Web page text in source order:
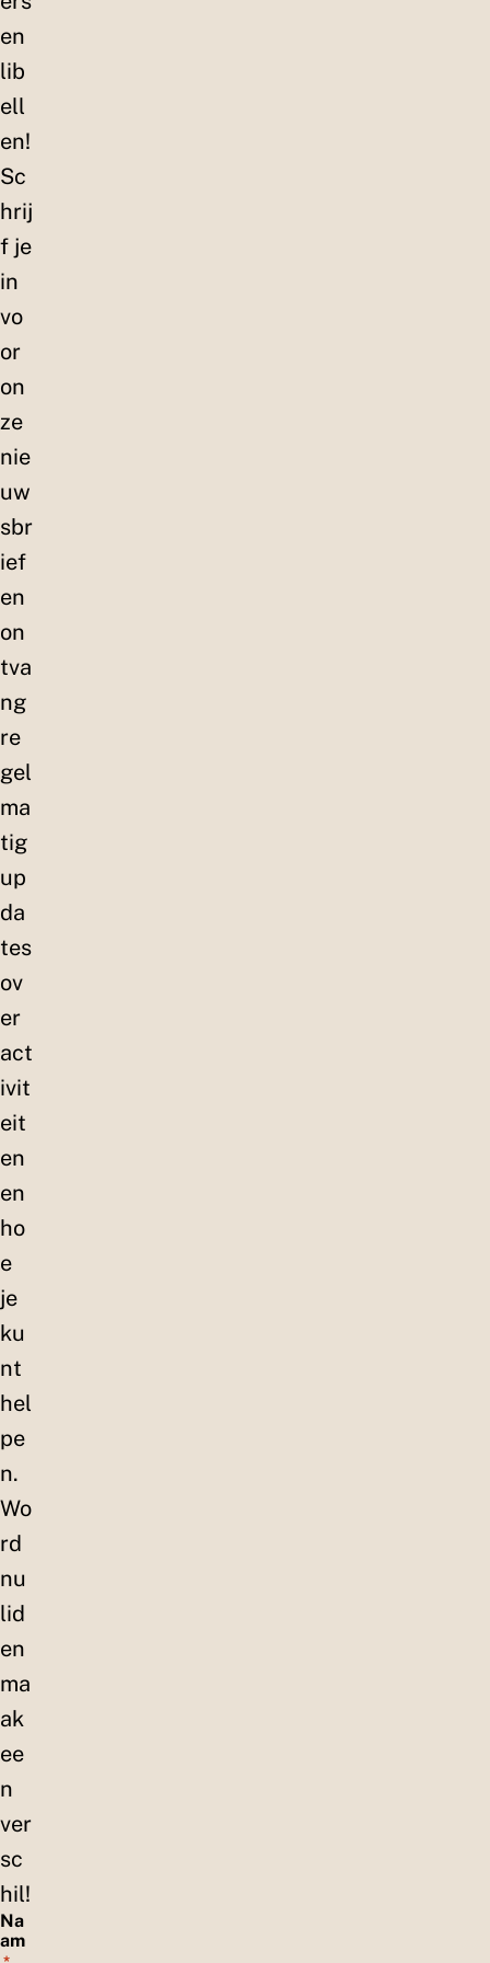
en
lib
ell
en!
Sc
hrij
f je
in
vo
or
on
ze
nie
uw
sbr
ief
en
on
tva
ng
re
gel
ma
tig
up
da
tes
ov
er
act
ivit
eit
en
en
ho
e
je
ku
nt
hel
pe
n.
Wo
rd
nu
lid
en
ma
ak
ee
n
ver
sc
hil!
Na
am